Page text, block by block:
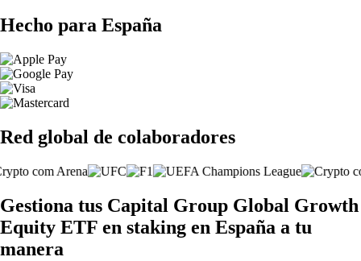
Hecho para España
Red global de colaboradores
Gestiona tus Capital Group Global Growth
Equity ETF en staking en España a tu
manera